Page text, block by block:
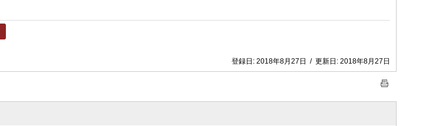
登録日: 2018年8月27日 / 更新日: 2018年8月27日